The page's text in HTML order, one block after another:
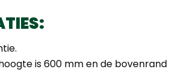
is 600 mm en de bovenrand